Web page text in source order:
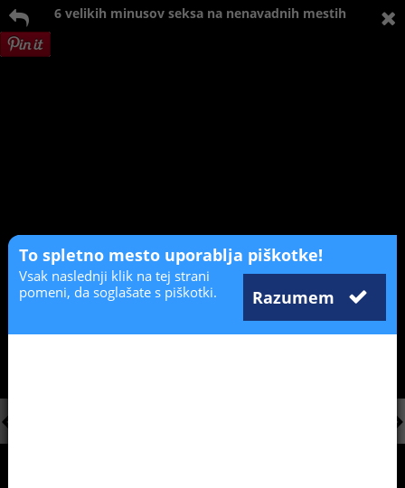
6 velikih minusov seksa na nenavadnih mestih
To spletno mesto uporablja piškotke!
Razumem
Vsak naslednji klik na tej strani
pomeni, da soglašate s piškotki.